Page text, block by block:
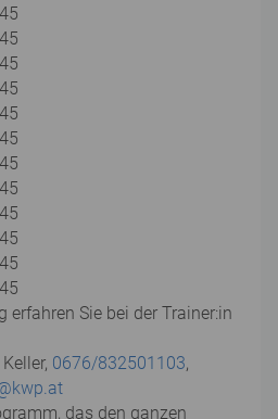
erfahren Sie bei der Trainer:in
0676/832501103,
das den ganzen